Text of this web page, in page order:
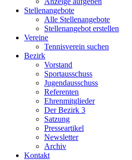
Stellenangebote
Alle Stellenangebote
Stellenangebot erstellen
Vereine
Tennisverein suchen
Bezirk
Vorstand
Sportausschuss
Jugendausschuss
Referenten
Ehrenmitglieder
Der Bezirk 3
Satzung
Presseartikel
Newsletter
Archiv
Kontakt